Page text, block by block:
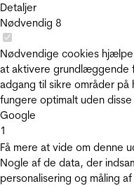
Detaljer
Nødvendig 8
Nødvendige cookies
at aktivere grundlæggende
adgang til sikre områder på
fungere optimalt uden
Google
1
Få mere at vide om denne
Nogle af de data, der
personalisering og måling